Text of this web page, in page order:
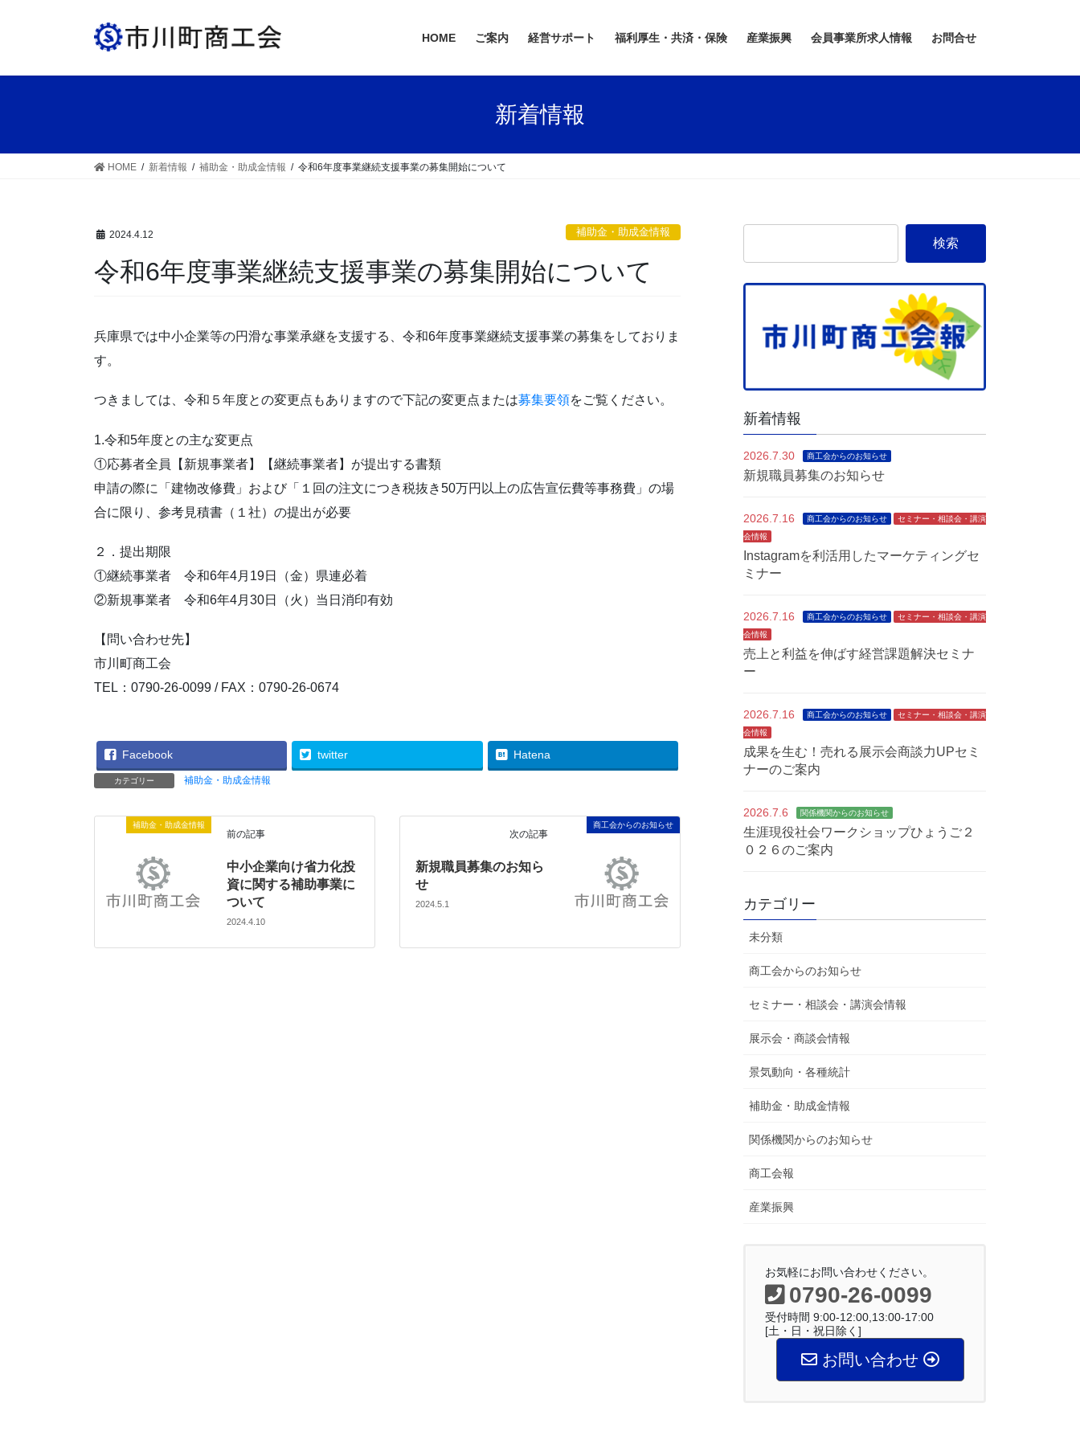
HOME ご案内 経営サポート 福利厚生・共済・保険 産業振興 会員事業所求人情報 お問合せ
新着情報
HOME 新着情報 補助金・助成金情報 令和6年度事業継続支援事業の募集開始について
2024.4.12 補助金・助成金情報
令和6年度事業継続支援事業の募集開始について
兵庫県では中小企業等の円滑な事業承継を支援する、令和6年度事業継続支援事業の募集をしておりま
す。
つきましては、令和５年度との変更点もありますので下記の変更点または募集要領をご覧ください。
1.令和5年度との主な変更点
①応募者全員【新規事業者】【継続事業者】が提出する書類
申請の際に「建物改修費」および「１回の注文につき税抜き50万円以上の広告宣伝費等事務費」の場
合に限り、参考見積書（１社）の提出が必要
２．提出期限
①継続事業者 令和6年4月19日（金）県連必着
②新規事業者 令和6年4月30日（火）当日消印有効
【問い合わせ先】
市川町商工会
TEL：0790-26-0099 / FAX：0790-26-0674
Facebook twitter Hatena
カテゴリー 補助金・助成金情報
補助金・助成金情報
前の記事
中小企業向け省力化投
資に関する補助事業に
ついて
2024.4.10
商工会からのお知らせ
次の記事
新規職員募集のお知ら
せ
2024.5.1
新着情報
2026.7.30 商工会からのお知らせ
新規職員募集のお知らせ
2026.7.16 商工会からのお知らせ
セミナー・相談会・講演
会情報
Instagramを利活用したマーケティングセ
ミナー
2026.7.16 商工会からのお知らせ
セミナー・相談会・講演
会情報
売上と利益を伸ばす経営課題解決セミナ
ー
2026.7.16 商工会からのお知らせ
セミナー・相談会・講演
会情報
成果を生む！売れる展示会商談力UPセミ
ナーのご案内
2026.7.6 関係機関からのお知らせ
生涯現役社会ワークショップひょうご２
０２６のご案内
カテゴリー
未分類
商工会からのお知らせ
セミナー・相談会・講演会情報
展示会・商談会情報
景気動向・各種統計
補助金・助成金情報
関係機関からのお知らせ
商工会報
産業振興
お気軽にお問い合わせください。
0790-26-0099
受付時間 9:00-12:00,13:00-17:00
[土・日・祝日除く]
お問い合わせ